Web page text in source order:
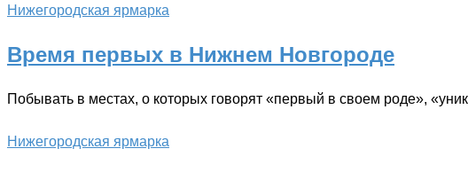
Нижегородская ярмарка
Время первых в Нижнем Новгороде
Побывать в местах, о которых говорят «первый в своем роде»,
Нижегородская ярмарка